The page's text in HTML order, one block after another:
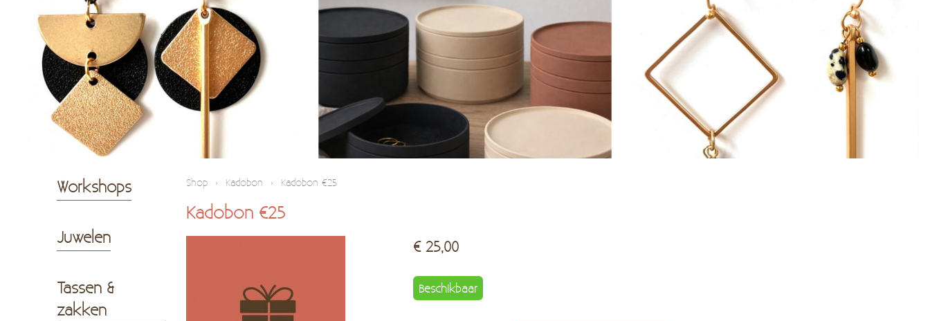
Workshops
Juwelen
Tassen &
zakken
Shop › Kadobon › Kadobon €25
Kadobon €25
€ 25,00
Beschikbaar